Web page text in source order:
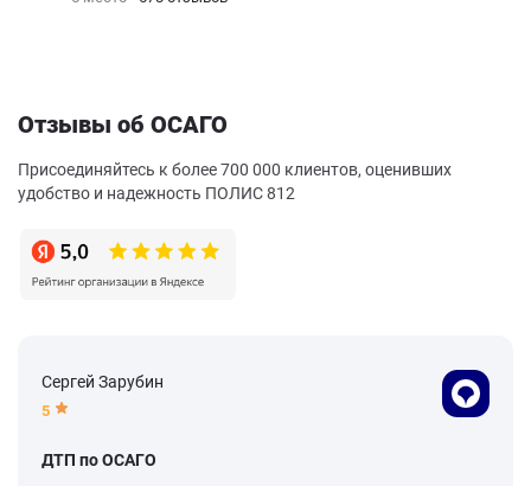
Отзывы об ОСАГО
Присоединяйтесь к более 700 000 клиентов, оценивших
удобство и надежность ПОЛИС 812
Сергей Зарубин
5
ДТП по ОСАГО